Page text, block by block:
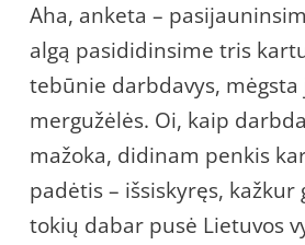
Aha, anketa –
algą pasididinsime tris
tebūnie darbdavys, mėgsta
mergužėlės. Oi, kaip
mažoka, didinam penkis
padėtis – išsiskyręs, kažkur
tokių dabar pusė Lietuvos